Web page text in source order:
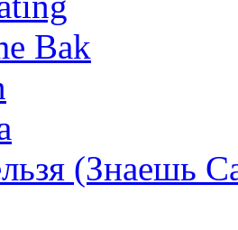
Bak
(Знаешь